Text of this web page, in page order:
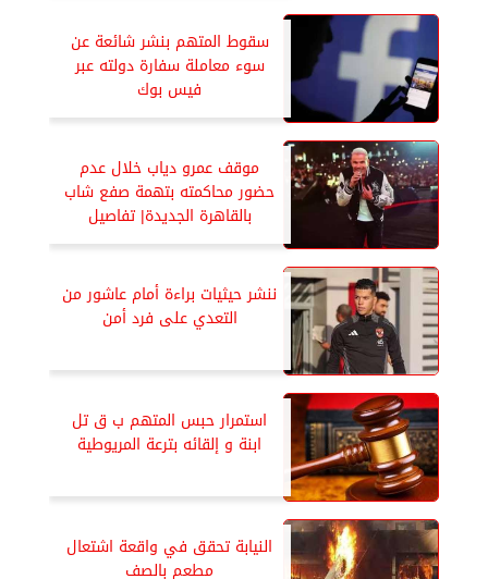
سقوط المتهم بنشر شائعة عن
سوء معاملة سفارة دولته عبر
فيس بوك
موقف عمرو دياب خلال عدم
حضور محاكمته بتهمة صفع شاب
بالقاهرة الجديدة| تفاصيل
ننشر حيثيات براءة أمام عاشور من
التعدي على فرد أمن
استمرار حبس المتهم ب ق تل
ابنة و إلقائه بترعة المريوطية
النيابة تحقق في واقعة اشتعال
مطعم بالصف